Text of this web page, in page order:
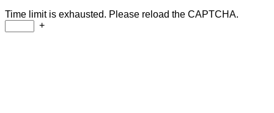
Time limit is exhausted. Please reload the CAPTCHA.
+